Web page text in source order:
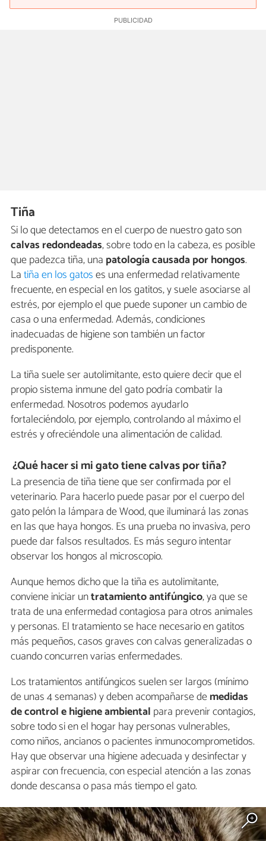
Tiña
Si lo que detectamos en el cuerpo de nuestro gato son
calvas redondeadas, sobre todo en la cabeza, es posible
que padezca tiña, una patología causada por hongos.
Latiña en los gatoses una enfermedad relativamente
frecuente, en especial en los gatitos, y suele asociarse al
estrés, por ejemplo el que puede suponer un cambio de
casa o una enfermedad. Además, condiciones
inadecuadas de higiene son también un factor
predisponente.
La tiña suele ser autolimitante, esto quiere decir que el
propio sistema inmune del gato podría combatir la
enfermedad. Nosotros podemos ayudarlo
fortaleciéndolo, por ejemplo, controlando al máximo el
estrés y ofreciéndole una alimentación de calidad.
¿Qué hacer si mi gato tiene calvas por tiña?
La presencia de tiña tiene que ser confirmada por el
veterinario. Para hacerlo puede pasar por el cuerpo del
gato pelón la lámpara de Wood, que iluminará las zonas
en las que haya hongos. Es una prueba no invasiva, pero
puede dar falsos resultados. Es más seguro intentar
observar los hongos al microscopio.
Aunque hemos dicho que la tiña es autolimitante,
conviene iniciar untratamiento antifúngico, ya que se
trata de una enfermedad contagiosa para otros animales
y personas. El tratamiento se hace necesario en gatitos
más pequeños, casos graves con calvas generalizadas o
cuando concurren varias enfermedades.
Los tratamientos antifúngicos suelen ser largos (mínimo
de unas 4 semanas) y deben acompañarse demedidas
de control e higiene ambiental para prevenir contagios,
sobre todo si en el hogar hay personas vulnerables,
como niños, ancianos o pacientes inmunocomprometidos.
Hay que observar una higiene adecuada y desinfectar y
aspirar con frecuencia, con especial atención a las zonas
donde descansa o pasa más tiempo el gato.